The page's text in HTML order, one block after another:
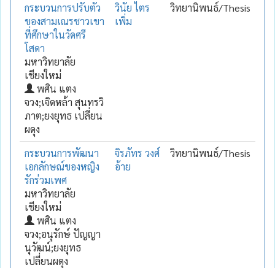
กระบวนการปรับตัว
ของสามเณรชาวเขา
ที่ศึกษาในวัดศรี
โสดา
มหาวิทยาลัย
เชียงใหม่
พศิน แตง
จวง;เจิดหล้า สุนทรวิ
ภาต;ยงยุทธ เปลี่ยน
ผดุง
วินัย ไตร
เพิ่ม
วิทยานิพนธ์/Thesis
กระบวนการพัฒนา
เอกลักษณ์ของหญิง
รักร่วมเพศ
มหาวิทยาลัย
เชียงใหม่
พศิน แตง
จวง;อนุรักษ์ ปัญญา
นุวัฒน์;ยงยุทธ
เปลี่ยนผดุง
จิรภัทร วงศ์
อ้าย
วิทยานิพนธ์/Thesis